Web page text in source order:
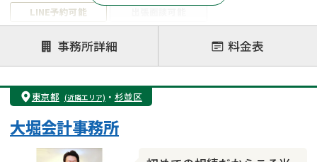
LINE予約可能
注力案件
遺言書作成・遺言執行
相続放棄
相続登記
遺産分割
遺留分侵害額請求
相続税申告
相続手続き
銀行手続き
成年後見・任意後見
相続人調査
事務所詳細 料金表
東京都 (近隣エリア) ・ 杉並区
大堀会計事務所